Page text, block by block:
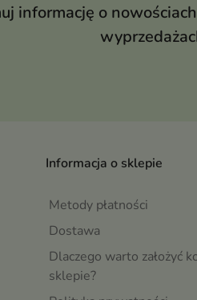
informację o
Informacja o sklepie
Metody płatności
Dostawa
Dlaczego warto założyć
sklepie?